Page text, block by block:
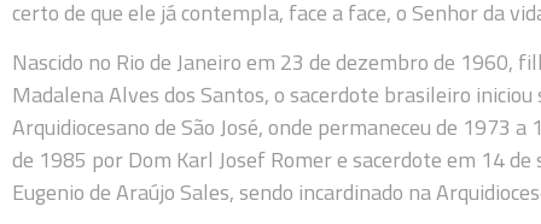
certo de que ele já contempla, face a face, o Senhor da
Nascido no Rio de Janeiro em 23 de dezembro de 1960,
Madalena Alves dos Santos, o sacerdote brasileiro
Arquidiocesano de São José, onde permaneceu de 1973
de 1985 por Dom Karl Josef Romer e sacerdote em 14
Eugenio de Araújo Sales, sendo incardinado na